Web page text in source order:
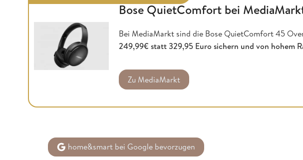
Bose QuietComfort bei
Bei MediaMarkt sind die Bose QuietComfort 45
249,99€ statt 329,95 Euro sichern und von hohem
Zu MediaMarkt
home&smart bei Google bevorzugen